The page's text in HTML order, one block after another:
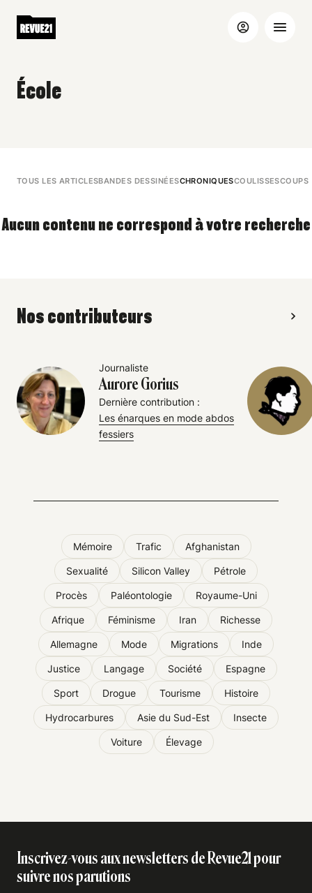
École
TOUS LES ARTICLESBANDES DESSINÉESCHRONIQUESCOULISSESCOUPS
Aucun contenu ne correspond à votre recherche
Nos contributeurs
Journaliste
Aurore Gorius
Dernière contribution :
Les énarques en mode abdos
fessiers
Mémoire Trafic Afghanistan
Sexualité Silicon Valley Pétrole
Procès Paléontologie Royaume-Uni
Afrique Féminisme Iran Richesse
Allemagne Mode Migrations Inde
Justice Langage Société Espagne
Sport Drogue Tourisme Histoire
Hydrocarbures Asie du Sud-Est Insecte
Voiture Élevage
Inscrivez-vous aux newsletters de Revue21 pour
suivre nos parutions